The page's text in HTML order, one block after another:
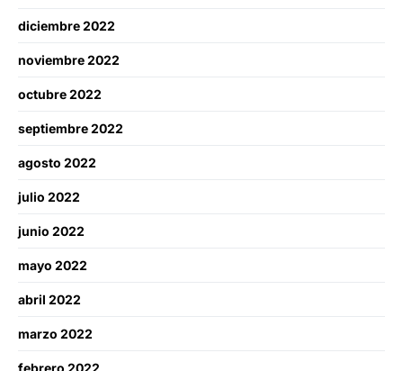
diciembre 2022
noviembre 2022
octubre 2022
septiembre 2022
agosto 2022
julio 2022
junio 2022
mayo 2022
abril 2022
marzo 2022
febrero 2022